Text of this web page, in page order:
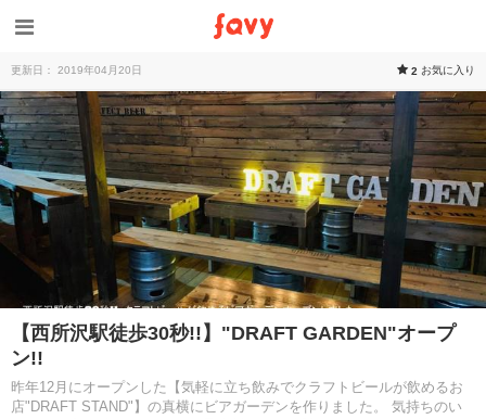
更新日： 2019年04月20日 2 お気に入り
【西所沢駅徒歩30秒!!】"DRAFT GARDEN"オープ
ン!!
昨年12月にオープンした【気軽に立ち飲みでクラフトビールが飲めるお
店"DRAFT STAND"】の真横にビアガーデンを作りました。 気持ちのい